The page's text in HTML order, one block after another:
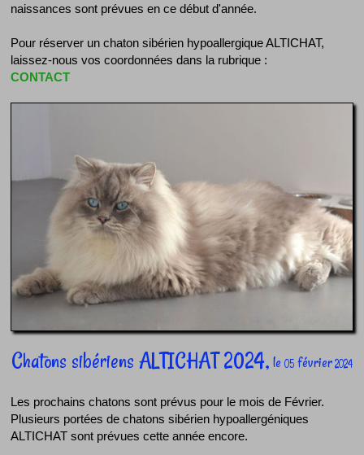
naissances sont prévues en ce début d'année.
Pour réserver un chaton sibérien hypoallergique ALTICHAT,
laissez-nous vos coordonnées dans la rubrique :
CONTACT
Chatons sibériens ALTICHAT 2024, le 05février2024
Les prochains chatons sont prévus pour le mois de Février.
Plusieurs portées de chatons sibérien hypoallergéniques
ALTICHAT sont prévues cette année encore.